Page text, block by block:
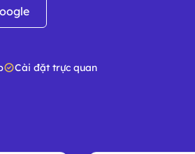
Cài đặt trực quan